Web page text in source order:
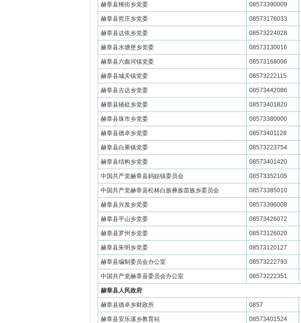
赫章县雉街乡党委 08573390009
赫章县哲庄乡党委 08573176033
赫章县达依乡党委 08573224028
赫章县水塘堡乡党委 08573130016
赫章县六曲河镇党委 08573168006
赫章县城关镇党委 08573222115
赫章县古达乡党委 08573442086
赫章县辅处乡党委 08573401820
赫章县珠市乡党委 08573380000
赫章县德卓乡党委 08573401128
赫章县白果镇党委 08573223754
赫章县结构乡党委 08573401420
中国共产党赫章县妈姑镇委员会 08573352105
中国共产党赫章县松林白族彝族苗族乡委员会 08573385010
赫章县兴发乡党委 08573396008
赫章县平山乡党委 08573426072
赫章县罗州乡党委 08573126020
赫章县朱明乡党委 08573120127
赫章县编制委员会办公室 08573222793
中国共产党赫章县委员会办公室 08573222351
赫章县人民政府
赫章县德卓乡财政所 0857
赫章县安乐溪乡教育站 08573401524